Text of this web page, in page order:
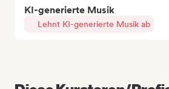
KI-generierte Musik
Lehnt KI-generierte Musik ab